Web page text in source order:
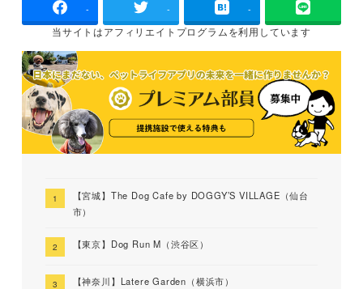
- - -
当サイトはアフィリエイトプログラムを利用しています
【宮城】The Dog Cafe by DOGGY’S VILLAGE（仙台
市）
【東京】Dog Run M（渋谷区）
【神奈川】Latere Garden（横浜市）